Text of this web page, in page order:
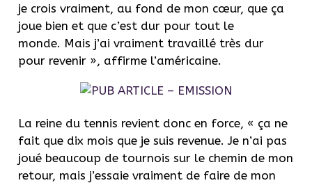
je crois vraiment, au fond de mon cœur, que ça
joue bien et que c’est dur pour tout le
monde. Mais j’ai vraiment travaillé très dur
pour revenir », affirme l’américaine.
La reine du tennis revient donc en force, « ça ne
fait que dix mois que je suis revenue. Je n’ai pas
joué beaucoup de tournois sur le chemin de mon
retour, mais j’essaie vraiment de faire de mon